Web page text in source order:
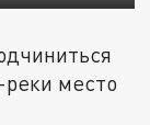
место